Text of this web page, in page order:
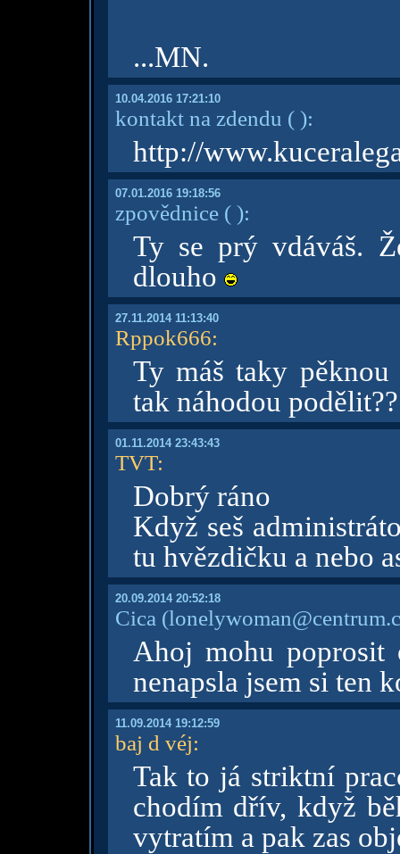
...MN.
10.04.2016 17:21:10
kontakt na zdendu ( ):
http://
07.01.2016 19:18:56
zpovědnice( ):
Ty se prý vdáváš.
dlouho
27.11.2014 11:13:40
Rppok666:
Ty máš taky pěknou
tak náhodou
01.11.2014 23:43:43
TVT:
Dobrý ráno
Když seš
tu hvězdičku a nebo
20.09.2014 20:52:18
Cica
Ahoj mohu poprosit
nenapsla jsem si ten
11.09.2014 19:12:59
baj d véj:
Tak to já striktní
chodím dřív, když
vytratím a pak zas